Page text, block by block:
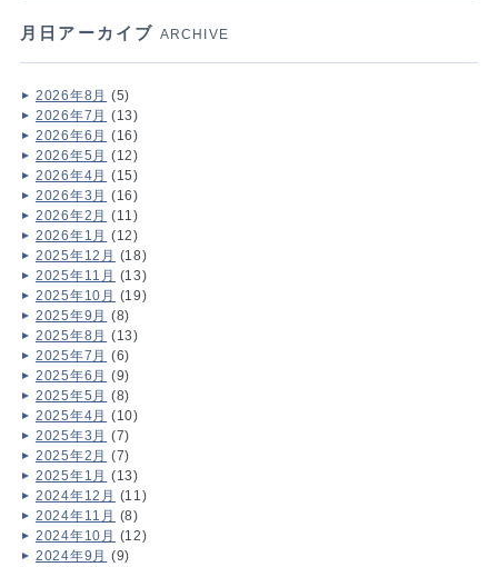
月日アーカイブ ARCHIVE
2026年8月 (5)
2026年7月 (13)
2026年6月 (16)
2026年5月 (12)
2026年4月 (15)
2026年3月 (16)
2026年2月 (11)
2026年1月 (12)
2025年12月 (18)
2025年11月 (13)
2025年10月 (19)
2025年9月 (8)
2025年8月 (13)
2025年7月 (6)
2025年6月 (9)
2025年5月 (8)
2025年4月 (10)
2025年3月 (7)
2025年2月 (7)
2025年1月 (13)
2024年12月 (11)
2024年11月 (8)
2024年10月 (12)
2024年9月 (9)